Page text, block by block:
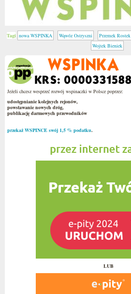
Tagi nowa WSPINKA Wąwóz Ostryszni Przemek Rostek
Wojtek Bieniek
Jeżeli chcesz wesprzeć rozwój wspinaczki w Polsce poprzez:
udostępnianie kolejnych rejonów,
powstawanie nowych dróg,
publikację darmowych przewodników
przekaż WSPINCE swój 1,5 % podatku.
LUB